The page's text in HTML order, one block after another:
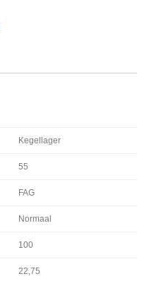
Kegellager
55
FAG
Normaal
100
22,75